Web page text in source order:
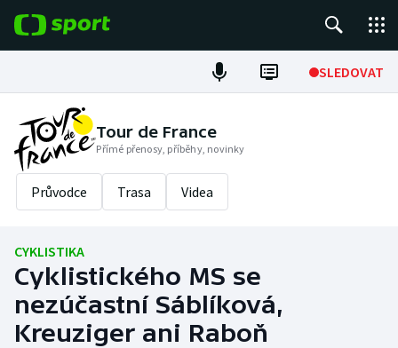
SLEDOVAT
Fotbal
Hokej
Tenis
Cyklistika
DALŠÍ SPORTY
Tour de France
Přímé přenosy, příběhy, novinky
Průvodce Trasa Videa
CYKLISTIKA
Cyklistického MS se
nezúčastní Sáblíková,
Kreuziger ani Raboň